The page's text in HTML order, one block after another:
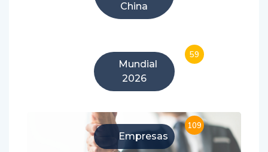
China
Mundial
2026
59
Empresas
109